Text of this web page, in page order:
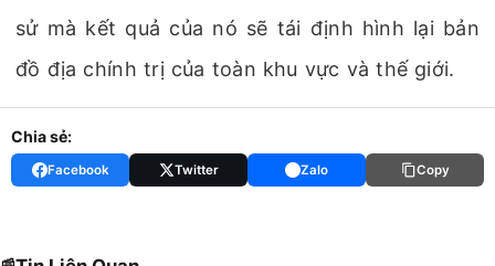
sử mà kết quả của nó sẽ tái định hình lại bản
đồ địa chính trị của toàn khu vực và thế giới.
Chia sẻ:
Facebook Twitter Zalo Copy